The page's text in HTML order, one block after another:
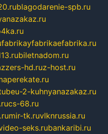
blagodarenie-spb.ru
fabrikayfabrikaefabrika.ru
biletnadom.ru
hd.ruz-host.ru
2-kuhnyanazakaz.ru
cs-68.ru
mir-tk.ruvlknrussia.ru
seks.rubankaribi.ru